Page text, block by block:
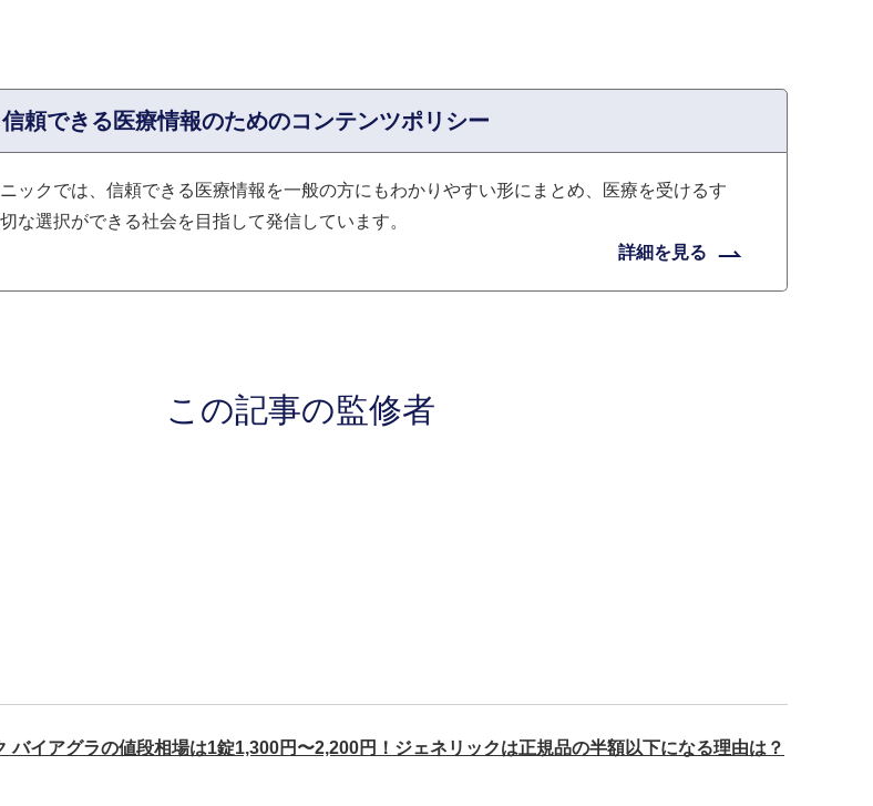
信頼できる医療情報のためのコンテンツポリシー
ックでは、信頼できる医療情報を一般の方にもわかりやすい形にまとめ、医療を受けるす
な選択ができる社会を目指して発信しています。
詳細を見る
この記事の監修者
バイアグラの値段相場は1錠1,300円〜2,200円！ジェネリックは正規品の半額以下になる理由は？